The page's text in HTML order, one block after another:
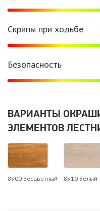
Скрипы при ходьбе
Безопасность
ВАРИАНТЫ
ЭЛЕМЕНТОВ
8500 Бесцветный 8510 Белый